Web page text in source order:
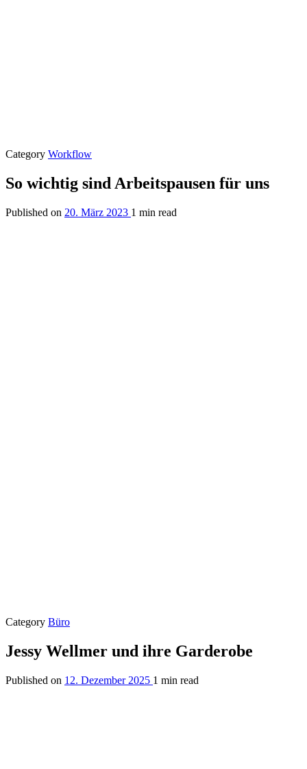
Category Workflow
So wichtig sind Arbeitspausen für uns
Published on 20. März 2023 1 min read
Category Büro
Jessy Wellmer und ihre Garderobe
Published on 12. Dezember 2025 1 min read